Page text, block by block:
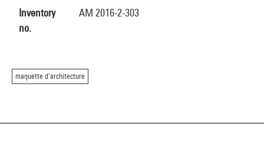
Inventory
no.
AM 2016-2-303
maquette d'architecture